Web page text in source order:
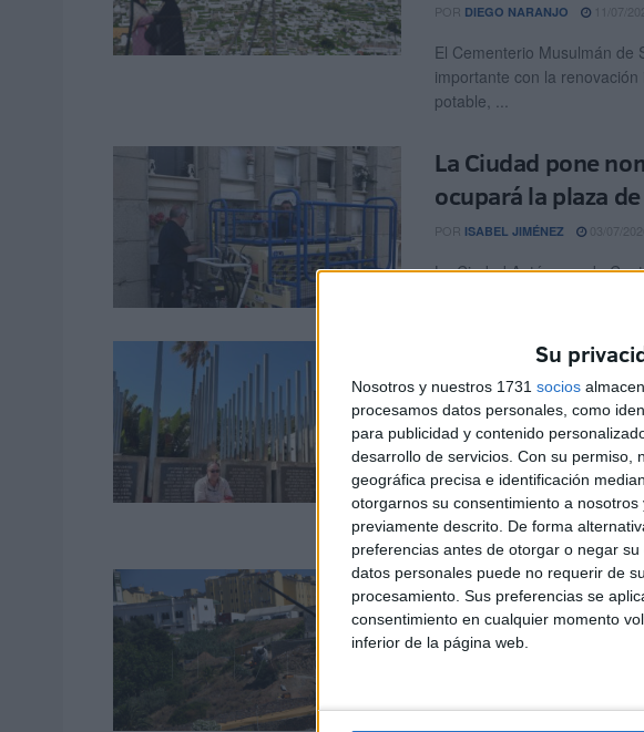
Su
Nosotros y nuestros 1731 socios
procesamos datos personales, como
para publicidad y contenido
desarrollo de servicios. Con su permiso,
geográfica precisa e identificación
otorgarnos su consentimiento a
previamente descrito. De forma
preferencias antes de otorgar o negar su
datos personales puede no requerir de
procesamiento. Sus preferencias se
consentimiento en cualquier momento
inferior de la página web.
POR DIEGO NARANJO 11/07/2026
El Cementerio Musulmán de
importante con la
potable, ...
La Ciudad pone
ocupará la plaza
POR ISABEL JIMÉNEZ 03/07/2026
La Ciudad Autónoma de
para cubrir una plaza de
“Hoy sé dónde
de un nieto a la
Ceuta
POR PALOMA ABAD 03/07/2026
Durante nueve décadas, la
con el dolor de una
La Ciudad
vías para ampliar
POR MARIBEL TENA